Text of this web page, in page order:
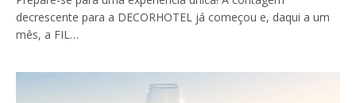
decrescente para a DECORHOTEL já começou e, daqui a um
mês, a FIL…